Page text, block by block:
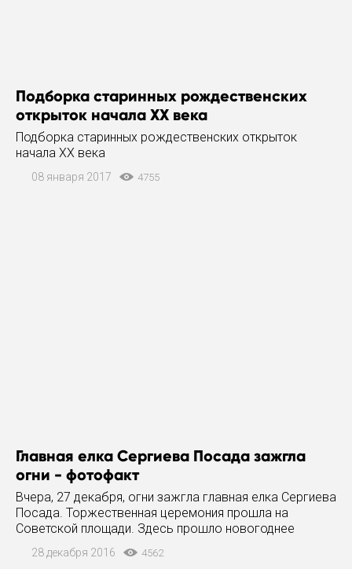
Подборка старинных рождественских
открыток начала XX века
Подборка старинных рождественских открыток
начала XX века
08 января 2017 4755
Главная елка Сергиева Посада зажгла
огни - фотофакт
Вчера, 27 декабря, огни зажгла главная елка Сергиева
Посада. Торжественная церемония прошла на
Советской площади. Здесь прошло новогоднее
представление: сказочные герои рассказали детям
свою историю, в конце которой Дедушка Мороз и
28 декабря 2016 4562